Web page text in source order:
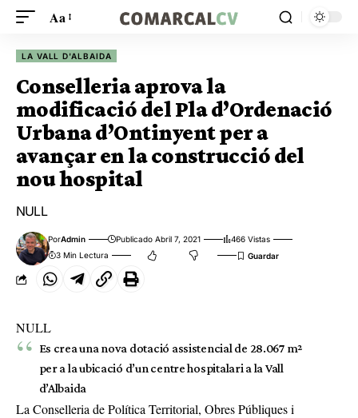
Aa
LA VALL D'ALBAIDA
Conselleria aprova la
modificació del Pla d’Ordenació
Urbana d’Ontinyent per a
avançar en la construcció del
nou hospital
NULL
PorAdmin Publicado Abril 7, 2021
466 Vistas
3 Min Lectura
NULL
Es crea una nova dotació assistencial de 28.067 m²
per a la ubicació d’un centre hospitalari a la Vall
d’Albaida
La Conselleria de Política Territorial, Obres Públiques i